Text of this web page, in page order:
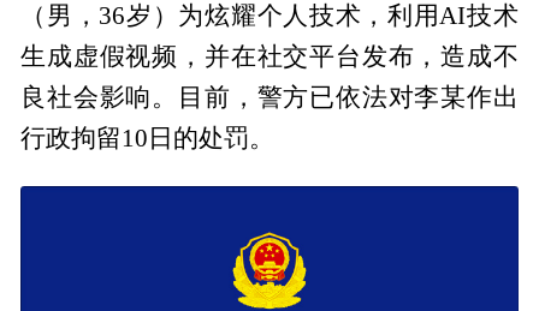
（男，36岁）为炫耀个人技术，利用AI技术
生成虚假视频，并在社交平台发布，造成不
良社会影响。目前，警方已依法对李某作出
行政拘留10日的处罚。